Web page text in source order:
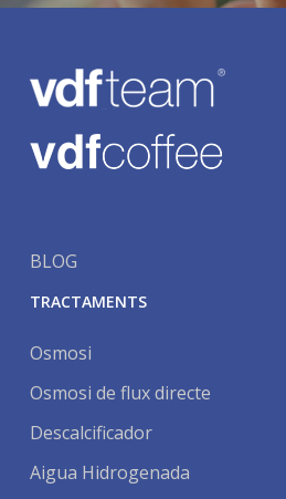
BLOG
TRACTAMENTS
Osmosi
Osmosi de flux directe
Descalcificador
Aigua Hidrogenada